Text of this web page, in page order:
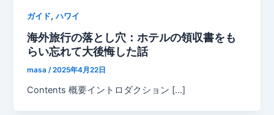
ガイド,ハワイ
海外旅行の落とし穴：ホテルの領収書をも
らい忘れて大後悔した話
masa/2025年4月22日
Contents 概要イントロダクション […]